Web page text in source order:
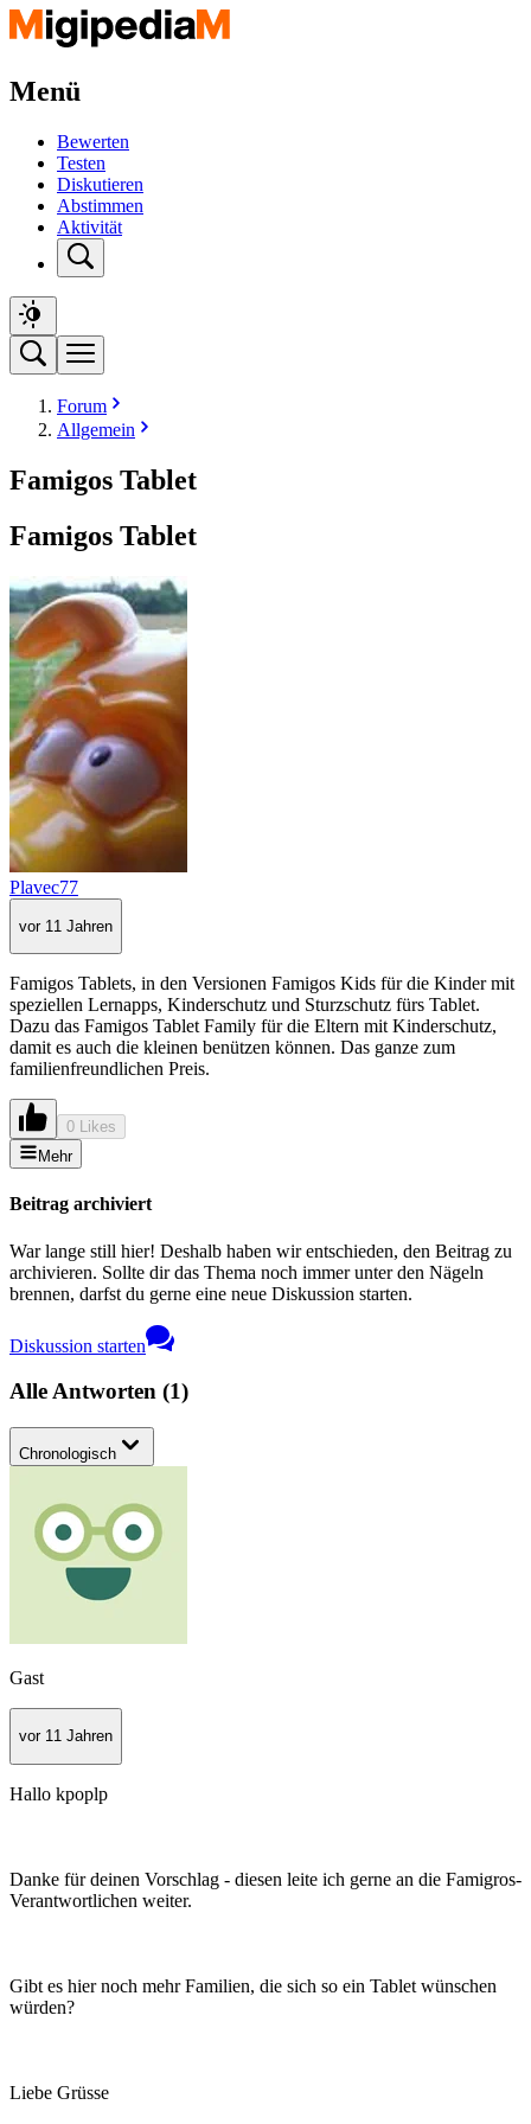
Menü
Bewerten
Testen
Diskutieren
Abstimmen
Aktivität
Forum
Allgemein
Famigos Tablet
Famigos Tablet
Plavec77
vor 11 Jahren
Famigos Tablets, in den Versionen Famigos Kids für die Kinder mit
speziellen Lernapps, Kinderschutz und Sturzschutz fürs Tablet.
Dazu das Famigos Tablet Family für die Eltern mit Kinderschutz,
damit es auch die kleinen benützen können. Das ganze zum
familienfreundlichen Preis.
0 Likes
Mehr
Beitrag archiviert
War lange still hier! Deshalb haben wir entschieden, den Beitrag zu
archivieren. Sollte dir das Thema noch immer unter den Nägeln
brennen, darfst du gerne eine neue Diskussion starten.
Diskussion starten
Alle Antworten (1)
Chronologisch
Gast
vor 11 Jahren
Hallo kpoplp
Danke für deinen Vorschlag - diesen leite ich gerne an die Famigros-
Verantwortlichen weiter.
Gibt es hier noch mehr Familien, die sich so ein Tablet wünschen
würden?
Liebe Grüsse